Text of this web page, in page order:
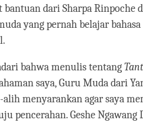
bantuan dari Sharpa
yang pernah belajar
bahwa menulis tentang
saya, Guru Muda dari
alih menyarankan agar saya
pencerahan. Geshe